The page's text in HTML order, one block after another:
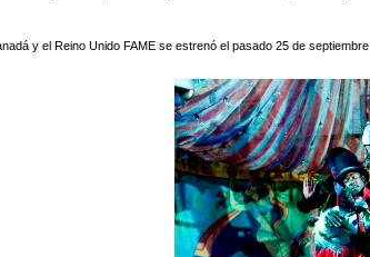
y el Reino Unido FAME se estrenó el pasado 25 de septiembre.